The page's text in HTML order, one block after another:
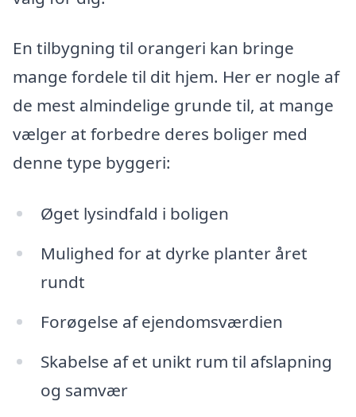
En tilbygning til orangeri kan bringe
mange fordele til dit hjem. Her er nogle af
de mest almindelige grunde til, at mange
vælger at forbedre deres boliger med
denne type byggeri:
Øget lysindfald i boligen
Mulighed for at dyrke planter året
rundt
Forøgelse af ejendomsværdien
Skabelse af et unikt rum til afslapning
og samvær